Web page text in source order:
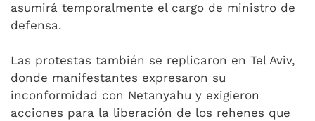
asumirá temporalmente el cargo de ministro de
defensa.
Las protestas también se replicaron en Tel Aviv,
donde manifestantes expresaron su
inconformidad con Netanyahu y exigieron
acciones para la liberación de los rehenes que